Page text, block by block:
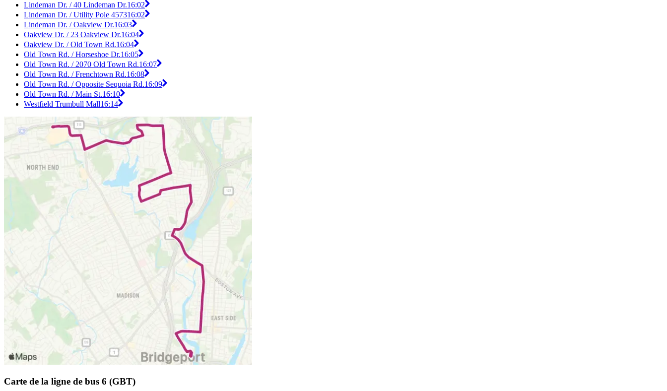
Lindeman Dr. / 40 Lindeman Dr.16:02
Lindeman Dr. / Utility Pole 457316:02
Lindeman Dr. / Oakview Dr.16:03
Oakview Dr. / 23 Oakview Dr.16:04
Oakview Dr. / Old Town Rd.16:04
Old Town Rd. / Horseshoe Dr.16:05
Old Town Rd. / 2070 Old Town Rd.16:07
Old Town Rd. / Frenchtown Rd.16:08
Old Town Rd. / Opposite Sequoia Rd.16:09
Old Town Rd. / Main St.16:10
Westfield Trumbull Mall16:14
Carte de la ligne de bus 6 (GBT)